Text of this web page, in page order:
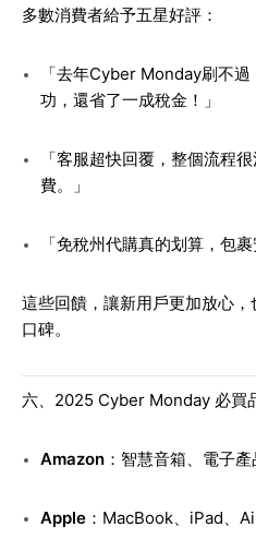
多數消費者給予五星好評：
「去年Cyber Monday刷不
功，還省了一成稅金！」
「客服超快回覆，整個流程
費。」
「免稅州代購真的划算，包
這些回饋，讓新用戶更加放心
口碑。
六、2025 Cyber Monday 必買
Amazon：智慧音箱、電子產
Apple：MacBook、iPad、